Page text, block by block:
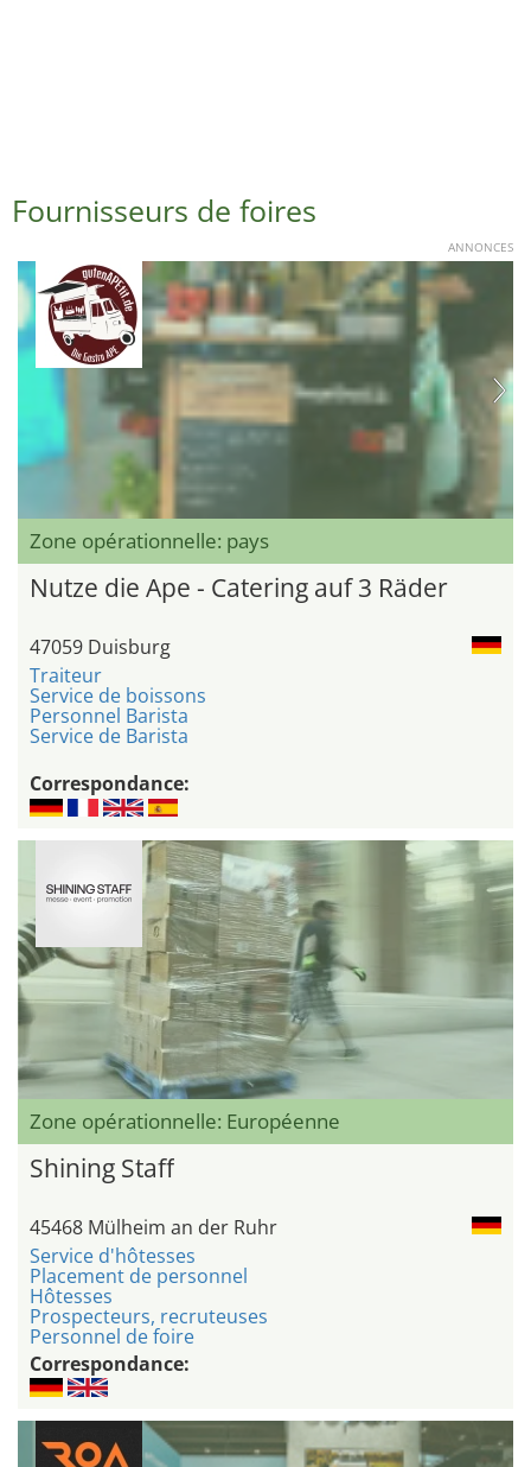
Fournisseurs de foires
ANNONCES
Zone opérationnelle: pays
Nutze die Ape - Catering auf 3 Räder
47059 Duisburg
Traiteur
Service de boissons
Personnel Barista
Service de Barista
Correspondance:
Zone opérationnelle: Européenne
Shining Staff
45468 Mülheim an der Ruhr
Service d'hôtesses
Placement de personnel
Hôtesses
Prospecteurs, recruteuses
Personnel de foire
Correspondance: